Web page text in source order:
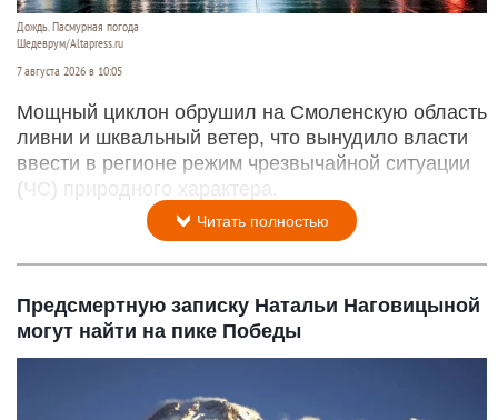
Дождь. Пасмурная погода
Шедеврум/Altapress.ru
7 августа 2026 в 10:05
Мощный циклон обрушил на Смоленскую область
ливни и шквальный ветер, что вынудило власти
ввести в регионе режим чрезвычайной ситуации
(ЧС) природного характера.
Читать полностью
Предсмертную записку Натальи Наговицыной
могут найти на пике Победы